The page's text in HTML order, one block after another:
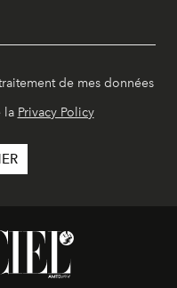
de mes données
la Privacy Policy